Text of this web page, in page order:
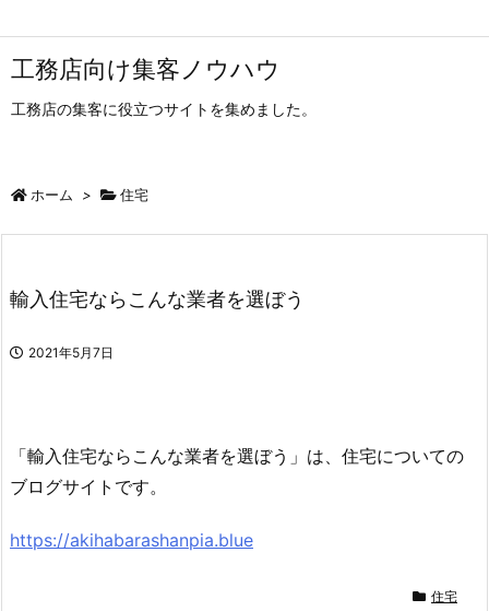
工務店向け集客ノウハウ
工務店の集客に役立つサイトを集めました。
ホーム > 住宅
輸入住宅ならこんな業者を選ぼう
2021年5月7日
「輸入住宅ならこんな業者を選ぼう」は、住宅についての
ブログサイトです。
https://akihabarashanpia.blue
住宅